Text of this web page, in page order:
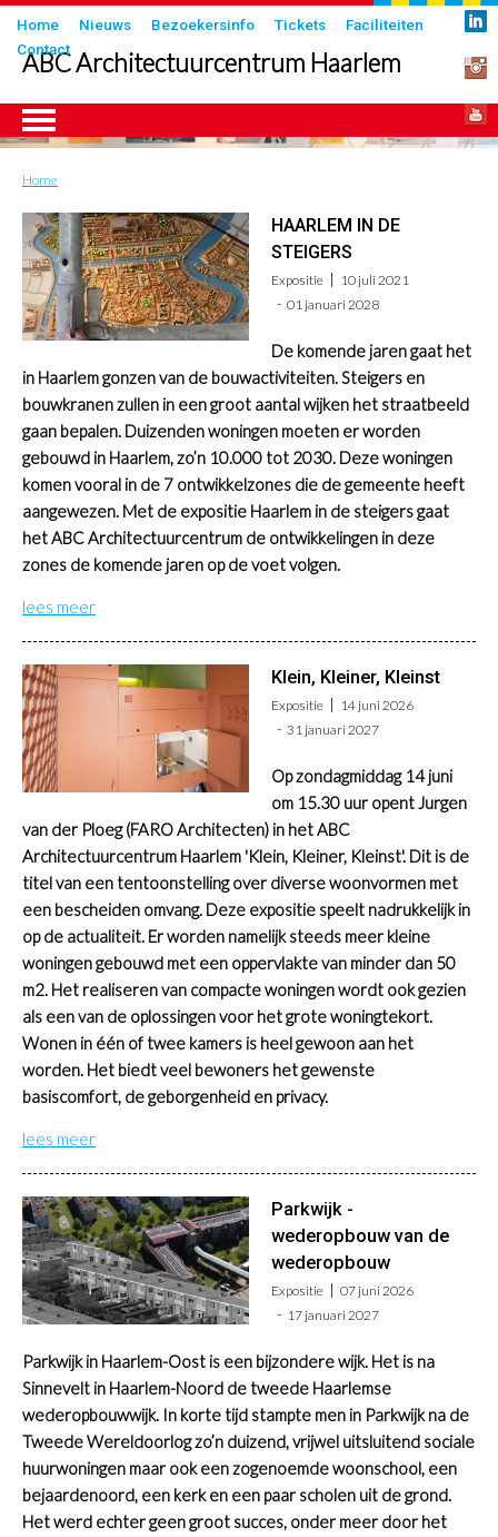
Overslaan
en
naar
inhoud
gaan
Submenu
Home Nieuws Bezoekersinfo Tickets
Faciliteiten
Contact
ABC Architectuurcentrum Haarlem
Kruimelpad
Home
HAARLEM IN DE
STEIGERS
Expositie
10 juli 2021
01 januari 2028
De komende jaren gaat het
in Haarlem gonzen van de bouwactiviteiten. Steigers en
bouwkranen zullen in een groot aantal wijken het straatbeeld
gaan bepalen. Duizenden woningen moeten er worden
gebouwd in Haarlem, zo’n 10.000 tot 2030. Deze woningen
komen vooral in de 7 ontwikkelzones die de gemeente heeft
aangewezen. Met de expositie Haarlem in de steigers gaat
het ABC Architectuurcentrum de ontwikkelingen in deze
zones de komende jaren op de voet volgen.
lees meer
Klein, Kleiner, Kleinst
Expositie
14 juni 2026
31 januari 2027
Op zondagmiddag 14 juni
om 15.30 uur opent Jurgen
van der Ploeg (FARO Architecten) in het ABC
Architectuurcentrum Haarlem 'Klein, Kleiner, Kleinst'. Dit is de
titel van een tentoonstelling over diverse woonvormen met
een bescheiden omvang. Deze expositie speelt nadrukkelijk in
op de actualiteit. Er worden namelijk steeds meer kleine
woningen gebouwd met een oppervlakte van minder dan 50
m2. Het realiseren van compacte woningen wordt ook gezien
als een van de oplossingen voor het grote woningtekort.
Wonen in één of twee kamers is heel gewoon aan het
worden. Het biedt veel bewoners het gewenste
basiscomfort, de geborgenheid en privacy.
lees meer
Parkwijk -
wederopbouw van de
wederopbouw
Expositie
07 juni 2026
17 januari 2027
Parkwijk in Haarlem-Oost is een bijzondere wijk. Het is na
Sinnevelt in Haarlem-Noord de tweede Haarlemse
wederopbouwwijk. In korte tijd stampte men in Parkwijk na de
Tweede Wereldoorlog zo’n duizend, vrijwel uitsluitend sociale
huurwoningen maar ook een zogenoemde woonschool, een
bejaardenoord, een kerk en een paar scholen uit de grond.
Het werd echter geen groot succes, onder meer door het